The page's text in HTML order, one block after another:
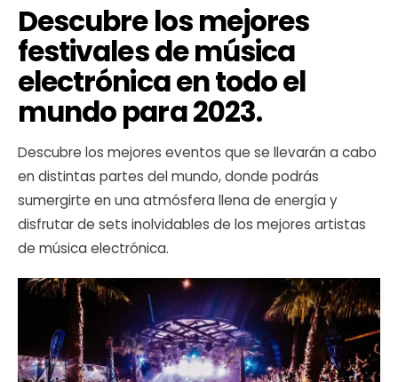
Descubre los mejores
festivales de música
electrónica en todo el
mundo para 2023.
Descubre los mejores eventos que se llevarán a cabo
en distintas partes del mundo, donde podrás
sumergirte en una atmósfera llena de energía y
disfrutar de sets inolvidables de los mejores artistas
de música electrónica.